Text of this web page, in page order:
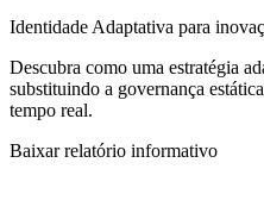
Identidade Adaptativa para
Descubra como uma estratégia
substituindo a governança
tempo real.
Baixar relatório informativo